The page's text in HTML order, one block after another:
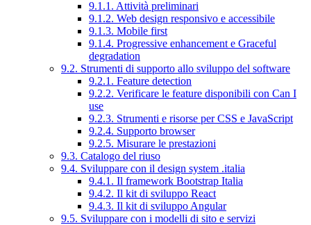
9.1.1. Attività preliminari
9.1.2. Web design responsivo e accessibile
9.1.3. Mobile first
9.1.4. Progressive enhancement e Graceful
degradation
9.2. Strumenti di supporto allo sviluppo del software
9.2.1. Feature detection
9.2.2. Verificare le feature disponibili con Can I
use
9.2.3. Strumenti e risorse per CSS e JavaScript
9.2.4. Supporto browser
9.2.5. Misurare le prestazioni
9.3. Catalogo del riuso
9.4. Sviluppare con il design system .italia
9.4.1. Il framework Bootstrap Italia
9.4.2. Il kit di sviluppo React
9.4.3. Il kit di sviluppo Angular
9.5. Sviluppare con i modelli di sito e servizi